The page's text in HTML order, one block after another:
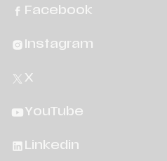
Facebook
Instagram
X
YouTube
Linkedin